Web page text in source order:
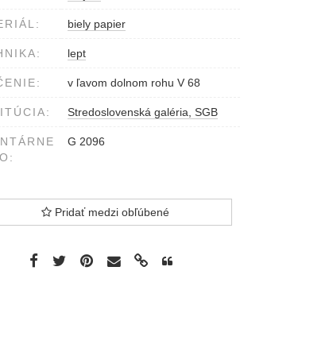
biely papier
lept
v ľavom dolnom rohu V 68
Stredoslovenská galéria, SGB
G 2096
Pridať medzi obľúbené